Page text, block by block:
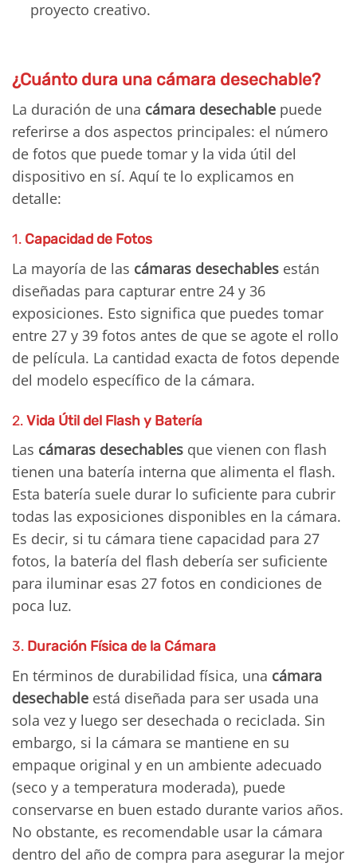
proyecto creativo.
¿Cuánto dura una cámara desechable?
La duración de una cámara desechable puede
referirse a dos aspectos principales: el número
de fotos que puede tomar y la vida útil del
dispositivo en sí. Aquí te lo explicamos en
detalle:
1. Capacidad de Fotos
La mayoría de las cámaras desechables están
diseñadas para capturar entre 24 y 36
exposiciones. Esto significa que puedes tomar
entre 27 y 39 fotos antes de que se agote el rollo
de película. La cantidad exacta de fotos depende
del modelo específico de la cámara.
2. Vida Útil del Flash y Batería
Las cámaras desechables que vienen con flash
tienen una batería interna que alimenta el flash.
Esta batería suele durar lo suficiente para cubrir
todas las exposiciones disponibles en la cámara.
Es decir, si tu cámara tiene capacidad para 27
fotos, la batería del flash debería ser suficiente
para iluminar esas 27 fotos en condiciones de
poca luz.
3. Duración Física de la Cámara
En términos de durabilidad física, una cámara
desechable está diseñada para ser usada una
sola vez y luego ser desechada o reciclada. Sin
embargo, si la cámara se mantiene en su
empaque original y en un ambiente adecuado
(seco y a temperatura moderada), puede
conservarse en buen estado durante varios años.
No obstante, es recomendable usar la cámara
dentro del año de compra para asegurar la mejor